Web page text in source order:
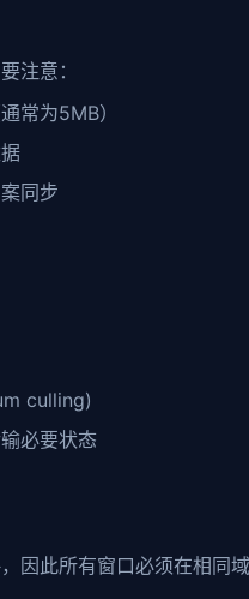
注意：
常为5MB）
同步
culling)
必要状态
因此所有窗口必须在相同